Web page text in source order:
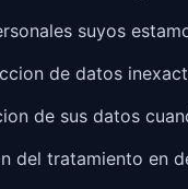
suyos
de datos
de sus datos
del tratamiento en